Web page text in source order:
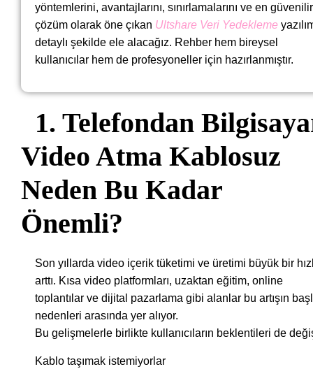
yöntemlerini, avantajlarını, sınırlamalarını ve en güvenilir
çözüm olarak öne çıkan Ultshare Veri Yedekleme
detaylı şekilde ele alacağız. Rehber hem bireysel
kullanıcılar hem de profesyoneller için hazırlanmıştır.
1. Telefondan
Video Atma Kablosuz
Neden Bu Kadar
Önemli?
Son yıllarda video içerik tüketimi ve üretimi büyük bir
arttı. Kısa video platformları, uzaktan eğitim, online
toplantılar ve dijital pazarlama gibi alanlar bu artışın
nedenleri arasında yer alıyor.
Bu gelişmelerle birlikte kullanıcıların beklentileri de
Kablo taşımak istemiyorlar